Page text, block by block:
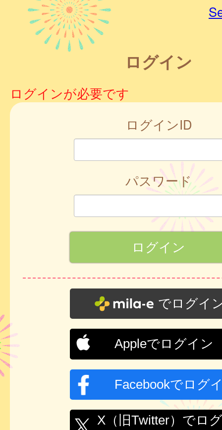
ログイン
ログインが必要です
ログインID
パスワード
でログイ
Appleでログイン
Facebookでログ
X（旧Twitter）でロ